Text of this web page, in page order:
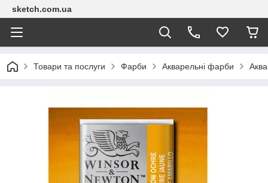
sketch.com.ua
Товари та послуги Фарби Акварельні фарби